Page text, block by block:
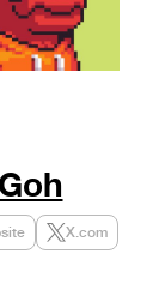
Goh
X.com